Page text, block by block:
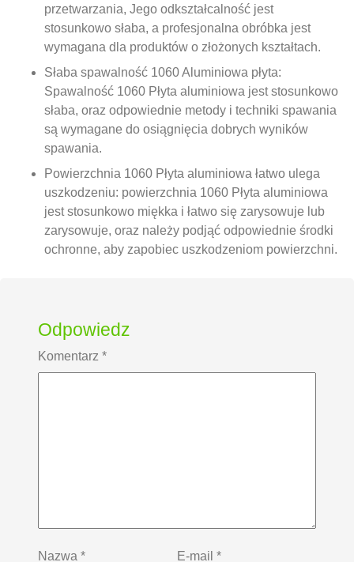
przetwarzania, Jego odkształcalność jest
stosunkowo słaba, a profesjonalna obróbka jest
wymagana dla produktów o złożonych kształtach.
Słaba spawalność 1060 Aluminiowa płyta:
Spawalność 1060 Płyta aluminiowa jest stosunkowo
słaba, oraz odpowiednie metody i techniki spawania
są wymagane do osiągnięcia dobrych wyników
spawania.
Powierzchnia 1060 Płyta aluminiowa łatwo ulega
uszkodzeniu: powierzchnia 1060 Płyta aluminiowa
jest stosunkowo miękka i łatwo się zarysowuje lub
zarysowuje, oraz należy podjąć odpowiednie środki
ochronne, aby zapobiec uszkodzeniom powierzchni.
Odpowiedz
Komentarz *
Nazwa * E-mail *